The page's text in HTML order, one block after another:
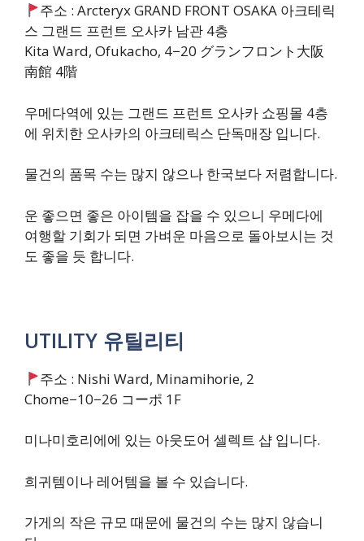
주소 : Arcteryx GRAND FRONT OSAKA 아크테릭
스 그랜드 프런트 오사카 남관 4층
Kita Ward, Ofukacho, 4−20 グランフロント大阪
南館 4階
우메다역에 있는 그랜드 프런트 오사카 쇼핑몰 4층
에 위치한 오사카의 아크테릭스 단독매장 입니다.
물건의 품목 수는 많지 않으나 한국보다 저렴합니다.
운 좋으면 좋은 아이템을 잡을 수 있으니 우메다에
여행할 기회가 되면 가벼운 마음으로 돌아보시는 것
도 좋을 듯 합니다.
​UTILITY 유틸리티
주소 : Nishi Ward, Minamihorie, 2
Chome−10−26 コーポ 1F
미나미호리에에 있는 아웃도어 셀렉트 샵 입니다.
희귀템이나 레어템을 볼 수 있습니다.
가게의 작은 규모 때문에 물건의 수는 많지 않습니